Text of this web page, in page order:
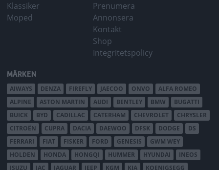
Klassiker
Moped
Prenumera
Annonsera
Kontakt
Shop
Integritetspolicy
MÄRKEN
AIWAYS DENZA FIREFLY JAECOO ONVO
ALFA ROMEO
ALPINE
ASTON MARTIN AUDI BENTLEY BMW
BUGATTI
BUICK
BYD CADILLAC CATERHAM CHEVROLET
CHRYSLER
CITROËN
CUPRA DACIA DAEWOO DFSK DODGE
DS
FERRARI
FIAT FISKER FORD GENESIS
GWM WEY
HOLDEN
HONDA HONGQI HUMMER HYUNDAI
INEOS
ISUZU
JAC JAGUAR JEEP KGM KIA KOENIGSEGG